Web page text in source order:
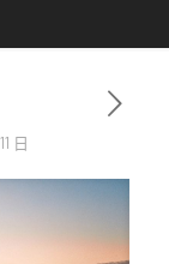
日